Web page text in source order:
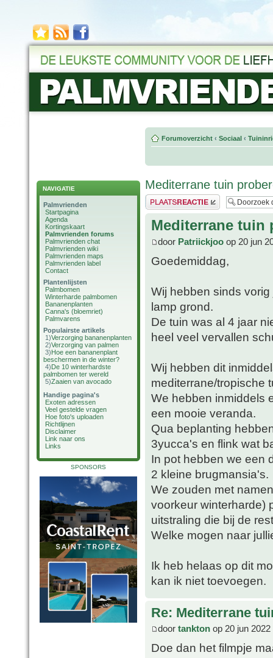
NAVIGATIE
Palmvrienden
Startpagina
Agenda
Kortingskaart
Palmvrienden forums
Palmvrienden chat
Palmvrienden wiki
Palmvrienden maps
Palmvrienden label
Contact
Plantenlijsten
Palmbomen
Winterharde palmbomen
Bananenplanten
Canna's (bloemriet)
Palmvarens
Populairste artikels
1)Verzorging bananenplanten
2)Verzorging van palmen
3)Hoe een bananenplant
beschermen in de winter?
4)De 10 winterhardste
palmbomen ter wereld
5)Zaaien van avocado
Handige pagina's
Exoten adressen
Veel gestelde vragen
Hoe foto's uploaden
Richtlijnen
Disclaimer
Link naar ons
Links
SPONSORS
Forumoverzicht ‹ Sociaal ‹
Mediterrane tuin
Plaats een reactie
Mediterrane tuin
door Patriickjoo op 20 jun
Goedemiddag,
Wij hebben sinds
lamp grond.
De tuin was al 4 jaar
heel veel vervallen
Wij hebben dit
mediterrane/tropische
We hebben inmiddels
een mooie veranda.
Qua beplanting
3yucca's en flink wat
In pot hebben we een
2 kleine brugmansia's.
We zouden met
voorkeur winterharde)
uitstraling die bij de
Welke mogen naar
Ik heb helaas op dit
kan ik niet toevoegen.
Re: Mediterrane
door tankton op 20 jun 2022
Doe dan het filmpje